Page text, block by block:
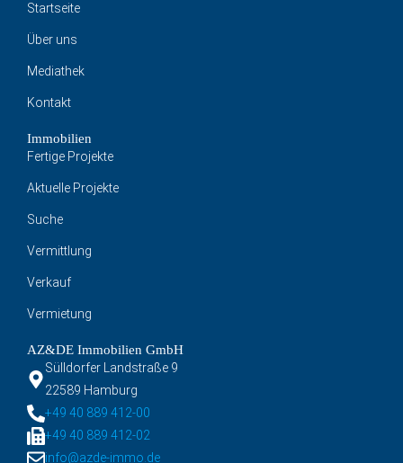
Startseite
Über uns
Mediathek
Kontakt
Immobilien
Fertige Projekte
Aktuelle Projekte
Suche
Vermittlung
Verkauf
Vermietung
AZ&DE Immobilien GmbH
Sülldorfer Landstraße 9
22589 Hamburg
+49 40 889 412-00
+49 40 889 412-02
info@azde-immo.de